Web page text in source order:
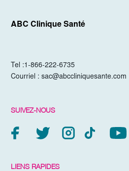
ABC Clinique Santé
Tel :1-866-222-6735
Courriel :sac@abccliniquesante.com
SUIVEZ-NOUS
LIENS RAPIDES